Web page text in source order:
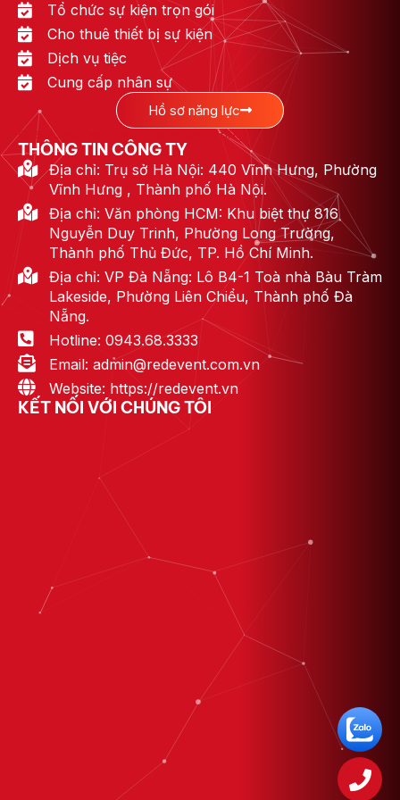
Tổ chức sự kiện trọn gói
Cho thuê thiết bị sự kiện
Dịch vụ tiệc
Cung cấp nhân sự
Hồ sơ năng lực
© 2023 redevent.vn – Design by DienNgo
THÔNG TIN CÔNG TY
Địa chỉ: Trụ sở Hà Nội: 440 Vĩnh Hưng, Phường
Vĩnh Hưng , Thành phố Hà Nội.
Địa chỉ: Văn phòng HCM: Khu biệt thự 816
Nguyễn Duy Trinh, Phường Long Trường,
Thành phố Thủ Đức, TP. Hồ Chí Minh.
Địa chỉ: VP Đà Nẵng: Lô B4-1 Toà nhà Bàu Tràm
Lakeside, Phường Liên Chiểu, Thành phố Đà
Nẵng.
Hotline: 0943.68.3333
Email: admin@redevent.com.vn
Website: https://redevent.vn
KẾT NỐI VỚI CHÚNG TÔI